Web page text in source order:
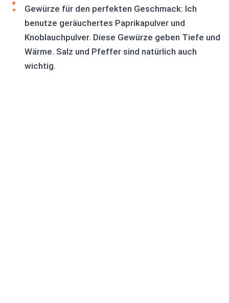
Gewürze für den perfekten Geschmack: Ich
benutze geräuchertes Paprikapulver und
Knoblauchpulver. Diese Gewürze geben Tiefe und
Wärme. Salz und Pfeffer sind natürlich auch
wichtig.